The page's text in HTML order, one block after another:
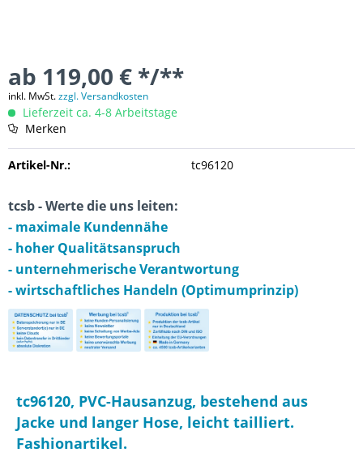
ab 119,00 € */**
inkl. MwSt.zzgl. Versandkosten
Lieferzeit ca. 4-8 Arbeitstage
Merken
Artikel-Nr.: tc96120
tcsb - Werte die uns leiten:
- maximale Kundennähe
- hoher Qualitätsanspruch
- unternehmerische Verantwortung
- wirtschaftliches Handeln (Optimumprinzip)
tc96120, PVC-Hausanzug, bestehend aus
Jacke und langer Hose, leicht tailliert.
Fashionartikel.